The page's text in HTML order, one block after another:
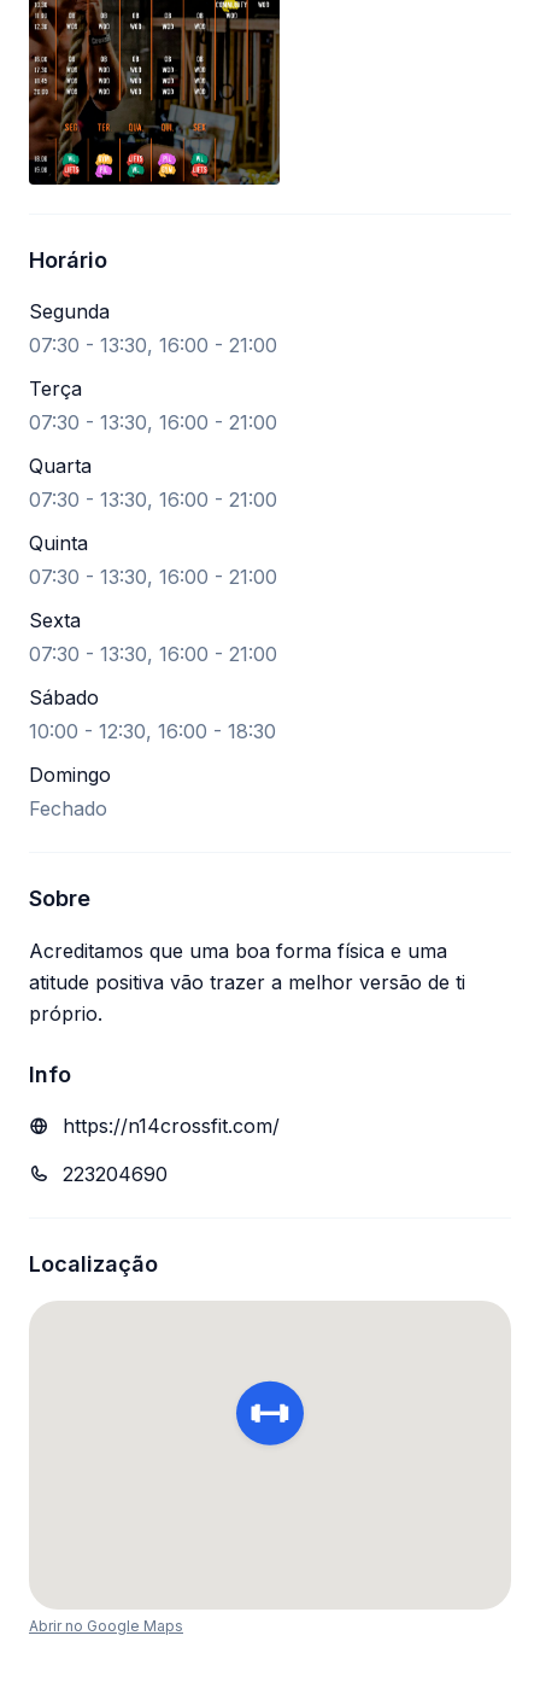
Horário
Segunda
07:30 - 13:30, 16:00 - 21:00
Terça
07:30 - 13:30, 16:00 - 21:00
Quarta
07:30 - 13:30, 16:00 - 21:00
Quinta
07:30 - 13:30, 16:00 - 21:00
Sexta
07:30 - 13:30, 16:00 - 21:00
Sábado
10:00 - 12:30, 16:00 - 18:30
Domingo
Fechado
Sobre
Acreditamos que uma boa forma física e uma
atitude positiva vão trazer a melhor versão de ti
próprio.
Info
https://n14crossfit.com/
223204690
Localização
Abrir no Google Maps